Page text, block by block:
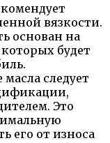
вязкости.
основан на
будет
следует
Это
его от износа